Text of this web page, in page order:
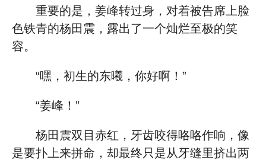
重要的是，姜峰转过身，对着被告席上脸
色铁青的杨田震，露出了一个灿烂至极的笑
容。
“嘿，初生的东曦，你好啊！”
“姜峰！”
杨田震双目赤红，牙齿咬得咯咯作响，像
是要扑上来拼命，却最终只是从牙缝里挤出两